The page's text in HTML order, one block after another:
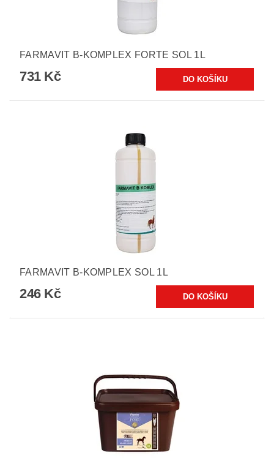
FARMAVIT B-KOMPLEX FORTE SOL 1L
731 Kč
FARMAVIT B-KOMPLEX SOL 1L
246 Kč